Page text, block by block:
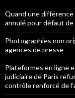
Quand une différence
annulé pour défaut
Photographies non
agences de presse
Plateformes en ligne
judiciaire de Paris
contrôle renforcé de